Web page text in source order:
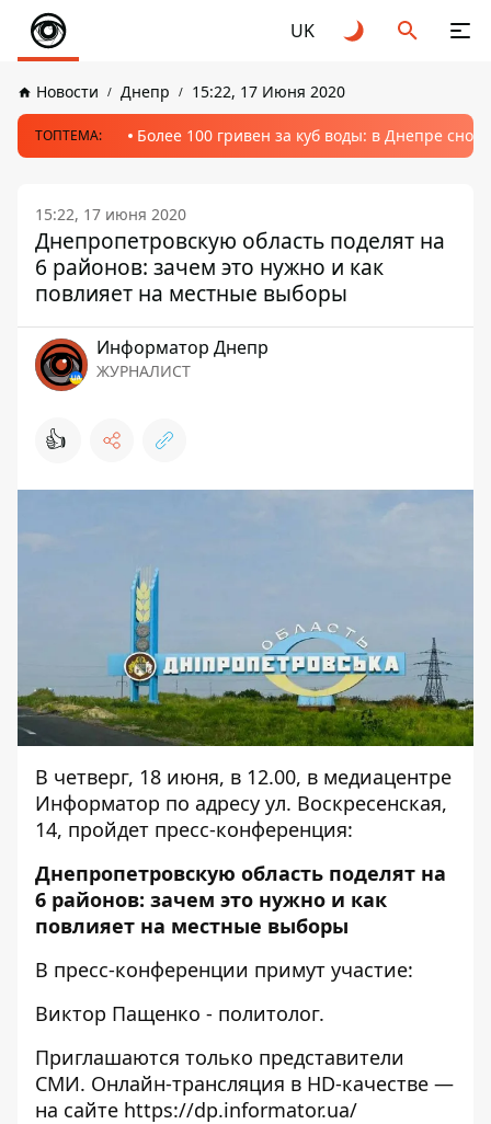
UK
Новости Днепр 15:22, 17 Июня 2020
ТОПТЕМА: Более 100 гривен за куб воды: в Днепре
15:22, 17 июня 2020
Днепропетровскую область поделят на
6 районов: зачем это нужно и как
повлияет на местные выборы
Информатор Днепр
ЖУРНАЛИСТ
👍
В четверг, 18 июня, в 12.00, в медиацентре
Информатор по адресу ул. Воскресенская,
14, пройдет пресс-конференция:
Днепропетровскую область поделят на
6 районов: зачем это нужно и как
повлияет на местные выборы
В пресс-конференции примут участие:
Виктор Пащенко - политолог.
Приглашаются только представители
СМИ. Онлайн-трансляция в HD-качестве —
на сайте https://dp.informator.ua/